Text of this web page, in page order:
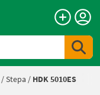
/Stepa / HDK 5010ES